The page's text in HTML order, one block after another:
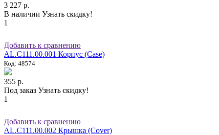
3 227 р.
В наличии Узнать скидку!
1
Добавить к сравнению
AL.C111.00.001 Корпус (Case)
Код: 48574
355 р.
Под заказ Узнать скидку!
1
Добавить к сравнению
AL.C111.00.002 Крышка (Cover)